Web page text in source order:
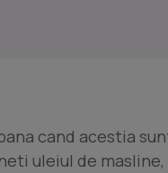
cand acestia
uleiul de